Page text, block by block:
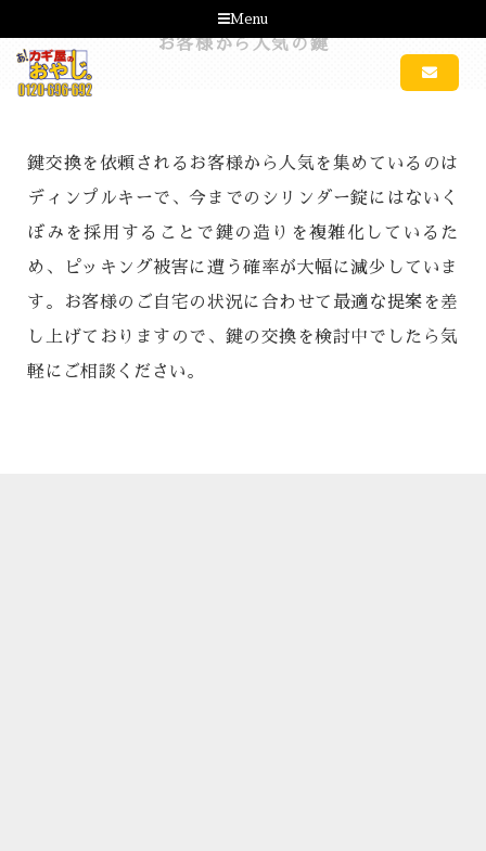
Menu
お客様から人気の鍵
鍵交換を依頼されるお客様から人気を集めているのは
ディンプルキーで、今までのシリンダー錠にはないく
ぼみを採用することで鍵の造りを複雑化しているた
め、ピッキング被害に遭う確率が大幅に減少していま
す。お客様のご自宅の状況に合わせて最適な提案を差
し上げておりますので、鍵の交換を検討中でしたら気
軽にご相談ください。